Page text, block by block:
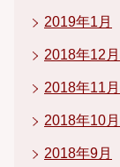
2019年1月
2018年12月
2018年11月
2018年10月
2018年9月